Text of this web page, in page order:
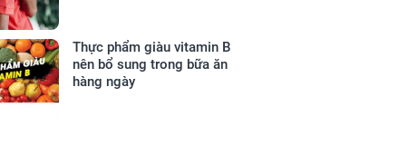
Thực phẩm giàu vitamin B
nên bổ sung trong bữa ăn
hàng ngày